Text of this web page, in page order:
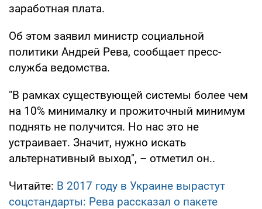
заработная плата.
Об этом заявил министр социальной
политики Андрей Рева, сообщает пресс-
служба ведомства.
"В рамках существующей системы более чем
на 10% минималку и прожиточный минимум
поднять не получится. Но нас это не
устраивает. Значит, нужно искать
альтернативный выход", – отметил он..
Читайте: В 2017 году в Украине вырастут
соцстандарты: Рева рассказал о пакете